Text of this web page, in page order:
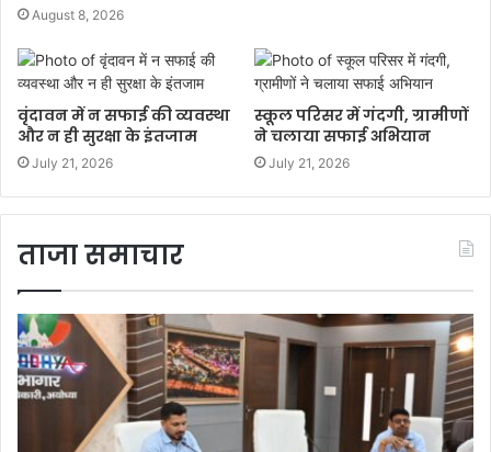
August 8, 2026
वृंदावन में न सफाई की व्यवस्था
और न ही सुरक्षा के इंतजाम
July 21, 2026
स्कूल परिसर में गंदगी, ग्रामीणों
ने चलाया सफाई अभियान
July 21, 2026
ताजा समाचार